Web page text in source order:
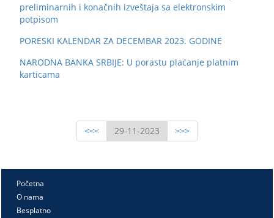
preliminarnih i konačnih izveštaja sa elektronskim
potpisom
PORESKI KALENDAR ZA DECEMBAR 2023. GODINE
NARODNA BANKA SRBIJE: U porastu plaćanje platnim
karticama
<<< 29-11-2023 >>>
Početna
O nama
Besplatno